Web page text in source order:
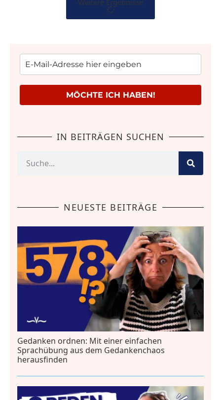
Weitere Ergebnisse
MÖCHTE ICH HABEN!
IN BEITRÄGEN SUCHEN
NEUESTE BEITRÄGE
Gedanken ordnen: Mit einer einfachen
Sprachübung aus dem Gedankenchaos
herausfinden